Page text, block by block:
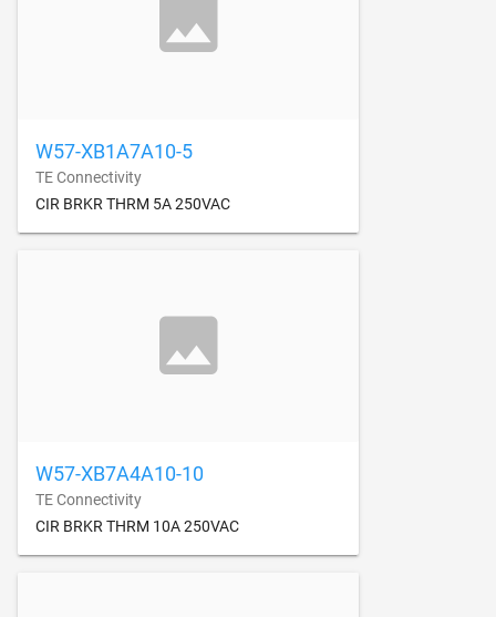
W57-XB1A7A10-5
TE Connectivity
CIR BRKR THRM 5A 250VAC
W57-XB7A4A10-10
TE Connectivity
CIR BRKR THRM 10A 250VAC